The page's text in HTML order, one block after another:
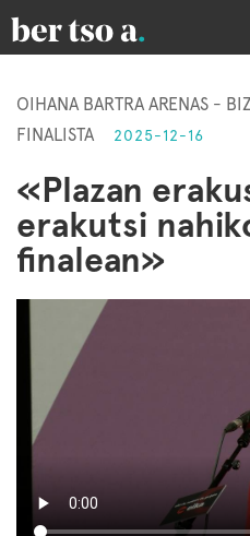
OIHANA BARTRA ARENAS -
FINALISTA
2025-12-16
«Plazan
erakutsi
finalean»